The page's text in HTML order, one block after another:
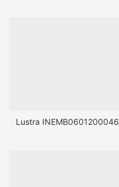
Lustra INEMB0601200046